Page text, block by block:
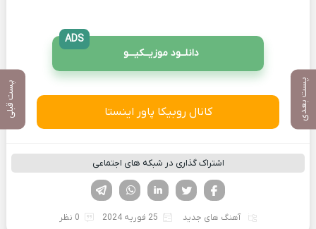
پست بعدی پست قبلی
دانلــود موزیــکیـــو
ADS
کانال روبیکا پاور اینستا
اشتراک گذاری در شبکه های اجتماعی
لینکدین تویتر
فیسوک
آهنگ های جدید 25 فوریه 2024 0 نظر